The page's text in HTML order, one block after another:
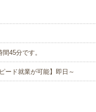
45分です。
ード就業が可能】即日～